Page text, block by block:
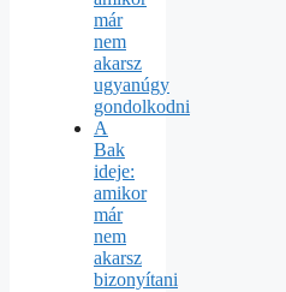
már
nem
akarsz
ugyanúgy
gondolkodni
A
Bak
ideje:
amikor
már
nem
akarsz
bizonyítani